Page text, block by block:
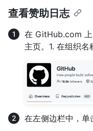
查看赞助日志
在 GitHub.com 上
主页。1. 在组织名
在左侧边栏中，单